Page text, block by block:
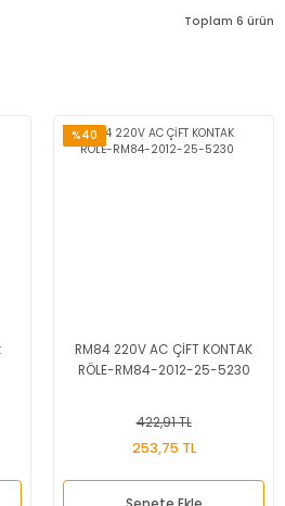
Toplam 6 ürün
%40
RM84 220V AC ÇİFT KONTAK
RÖLE-RM84-2012-25-5230
422,91 TL
253,75 TL